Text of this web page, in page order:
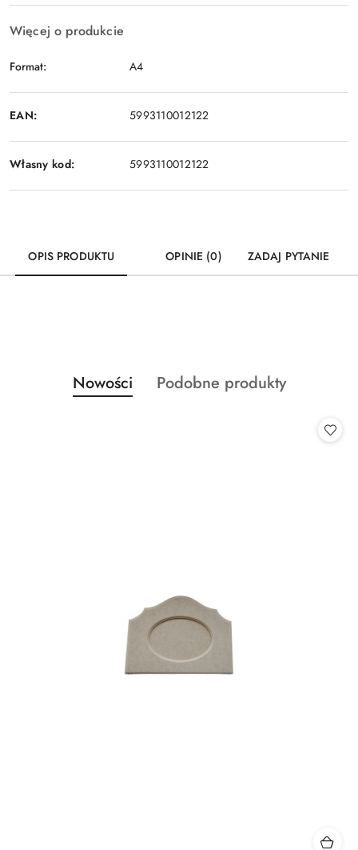
Więcej o produkcie
Format: A4
EAN: 5993110012122
Własny kod: 5993110012122
OPIS PRODUKTU OPINIE (0) ZADAJ PYTANIE
Pomiń karuzelę produktów
Produkty
o
Nowości
Produkty
Podobne produkty